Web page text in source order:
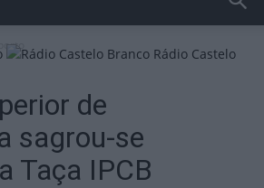
Rádio Castelo
de
sagrou-se
Taça IPCB